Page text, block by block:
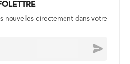
nouvelles directement dans votre
Envoyer